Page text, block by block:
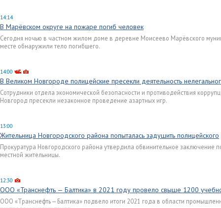
14:14
В Марёвском округе на пожаре погиб человек
Сегодня ночью в частном жилом доме в деревне Моисеево Марёвского
месте обнаружили тело погибшего.
14:00
В Великом Новгороде полицейские пресекли деятельность
Сотрудники отдела экономической безопасности и противодействия
Новгород пресекли незаконное проведение азартных игр.
13:00
Жительница Новгородского района попыталась задушить полицейского
Прокуратура Новгородского района утвердила обвинительное заключение
местной жительницы.
12:30
ООО «Транснефть — Балтика» в 2021 году провело свыше 1200
ООО «Транснефть — Балтика» подвело итоги 2021 года в области